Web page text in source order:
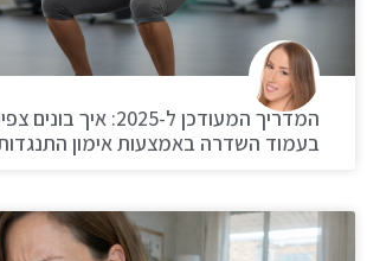
המדריך המעודכן ל-2025:
בעמוד השדרה באמצעות אימון